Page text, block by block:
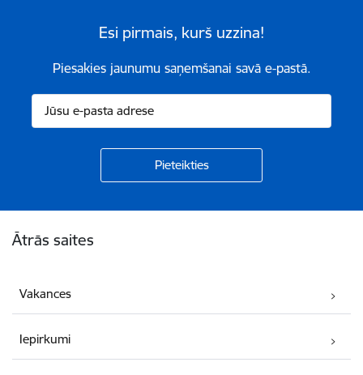
Esi pirmais, kurš uzzina!
Piesakies jaunumu saņemšanai savā e-pastā.
Ātrās saites
Vakances
Iepirkumi